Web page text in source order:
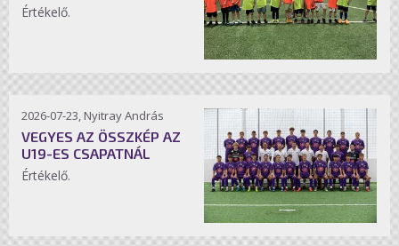
Értékelő.
2026-07-23, Nyitray András
VEGYES AZ ÖSSZKÉP AZ
U19-ES CSAPATNÁL
Értékelő.